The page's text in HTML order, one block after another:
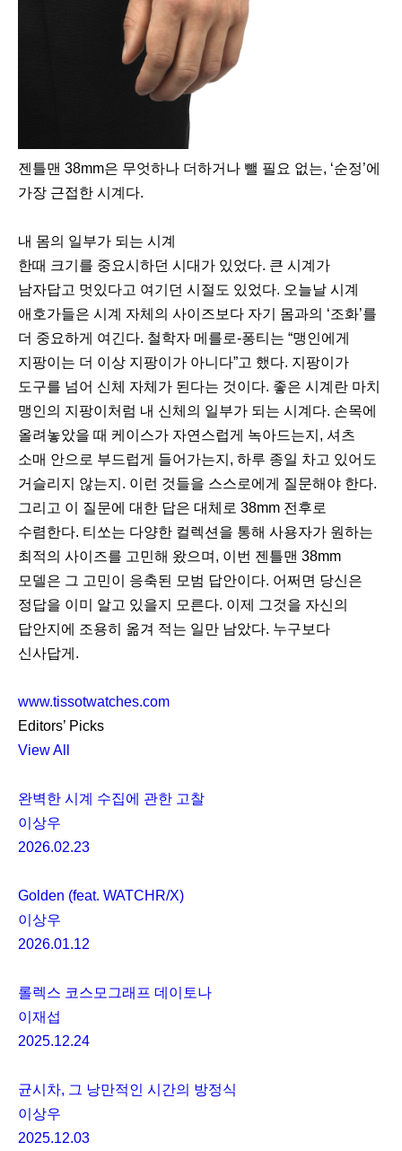
젠틀맨 38mm은 무엇하나 더하거나 뺄 필요 없는, ‘순정’에
가장 근접한 시계다.
내 몸의 일부가 되는 시계
한때 크기를 중요시하던 시대가 있었다. 큰 시계가
남자답고 멋있다고 여기던 시절도 있었다. 오늘날 시계
애호가들은 시계 자체의 사이즈보다 자기 몸과의 ‘조화’를
더 중요하게 여긴다. 철학자 메를로-퐁티는 “맹인에게
지팡이는 더 이상 지팡이가 아니다”고 했다. 지팡이가
도구를 넘어 신체 자체가 된다는 것이다. 좋은 시계란 마치
맹인의 지팡이처럼 내 신체의 일부가 되는 시계다. 손목에
올려놓았을 때 케이스가 자연스럽게 녹아드는지, 셔츠
소매 안으로 부드럽게 들어가는지, 하루 종일 차고 있어도
거슬리지 않는지. 이런 것들을 스스로에게 질문해야 한다.
그리고 이 질문에 대한 답은 대체로 38mm 전후로
수렴한다. 티쏘는 다양한 컬렉션을 통해 사용자가 원하는
최적의 사이즈를 고민해 왔으며, 이번 젠틀맨 38mm
모델은 그 고민이 응축된 모범 답안이다. 어쩌면 당신은
정답을 이미 알고 있을지 모른다. 이제 그것을 자신의
답안지에 조용히 옮겨 적는 일만 남았다. 누구보다
신사답게.
www.tissotwatches.com
Editors’ Picks
View All
완벽한 시계 수집에 관한 고찰
이상우
2026.02.23
Golden (feat. WATCHR/X)
이상우
2026.01.12
롤렉스 코스모그래프 데이토나
이재섭
2025.12.24
균시차, 그 낭만적인 시간의 방정식
이상우
2025.12.03